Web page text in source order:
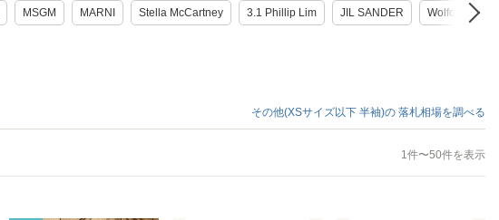
MSGM MARNI Stella McCartney 3.1 Phillip Lim JIL SANDER Wolford
その他(XSサイズ以下 半袖)の 落札相場を調べる
1件〜50件を表示